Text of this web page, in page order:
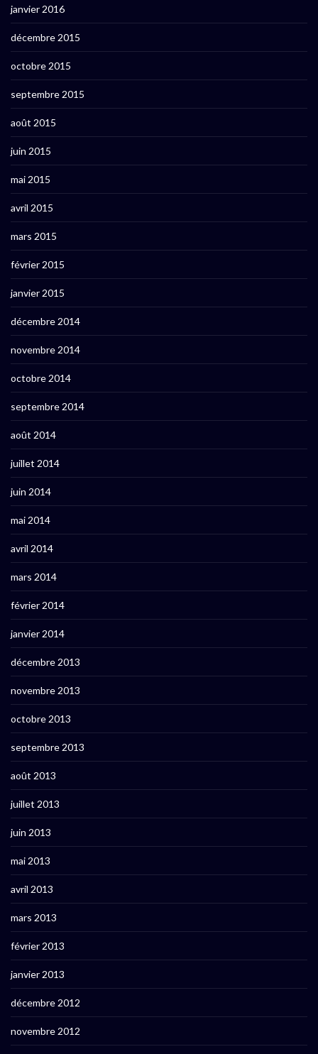
janvier 2016
décembre 2015
octobre 2015
septembre 2015
août 2015
juin 2015
mai 2015
avril 2015
mars 2015
février 2015
janvier 2015
décembre 2014
novembre 2014
octobre 2014
septembre 2014
août 2014
juillet 2014
juin 2014
mai 2014
avril 2014
mars 2014
février 2014
janvier 2014
décembre 2013
novembre 2013
octobre 2013
septembre 2013
août 2013
juillet 2013
juin 2013
mai 2013
avril 2013
mars 2013
février 2013
janvier 2013
décembre 2012
novembre 2012